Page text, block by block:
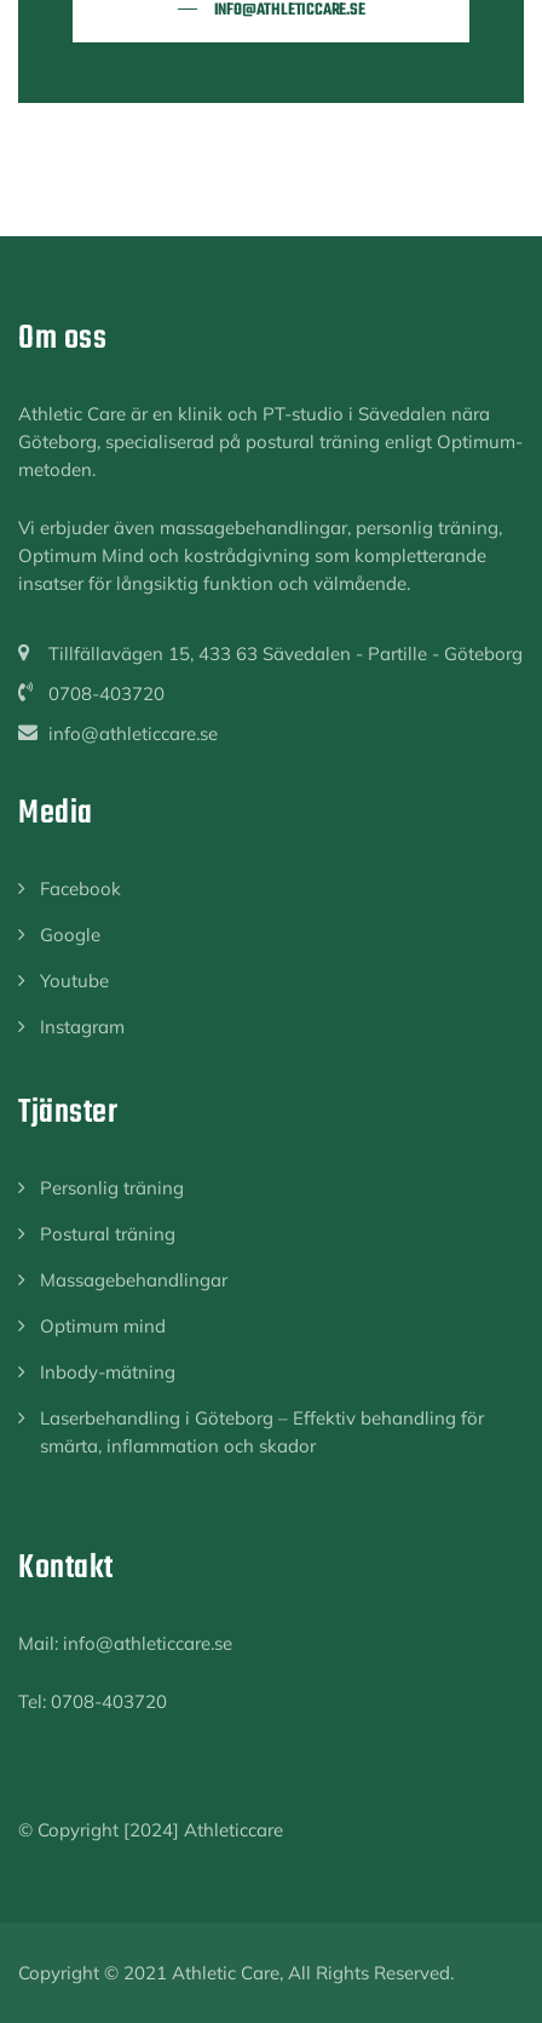
INFO@ATHLETICCARE.SE
Om oss
Athletic Care är en klinik och PT-studio i Sävedalen nära
Göteborg, specialiserad på postural träning enligt Optimum-
metoden.
Vi erbjuder även massagebehandlingar, personlig träning,
Optimum Mind och kostrådgivning som kompletterande
insatser för långsiktig funktion och välmående.
Tillfällavägen 15, 433 63 Sävedalen - Partille - Göteborg
0708-403720
info@athleticcare.se
Media
Facebook
Google
Youtube
Instagram
Tjänster
Personlig träning
Postural träning
Massagebehandlingar
Optimum mind
Inbody-mätning
Laserbehandling i Göteborg – Effektiv behandling för
smärta, inflammation och skador
Kontakt
Mail: info@athleticcare.se
Tel: 0708-403720
© Copyright [2024] Athleticcare
Copyright © 2021 Athletic Care, All Rights Reserved.